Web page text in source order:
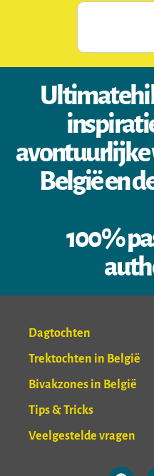
avontuurlijke
België en
100%
Dagtochten
Trektochten in België
Bivakzones in België
Tips & Tricks
Veelgestelde vragen